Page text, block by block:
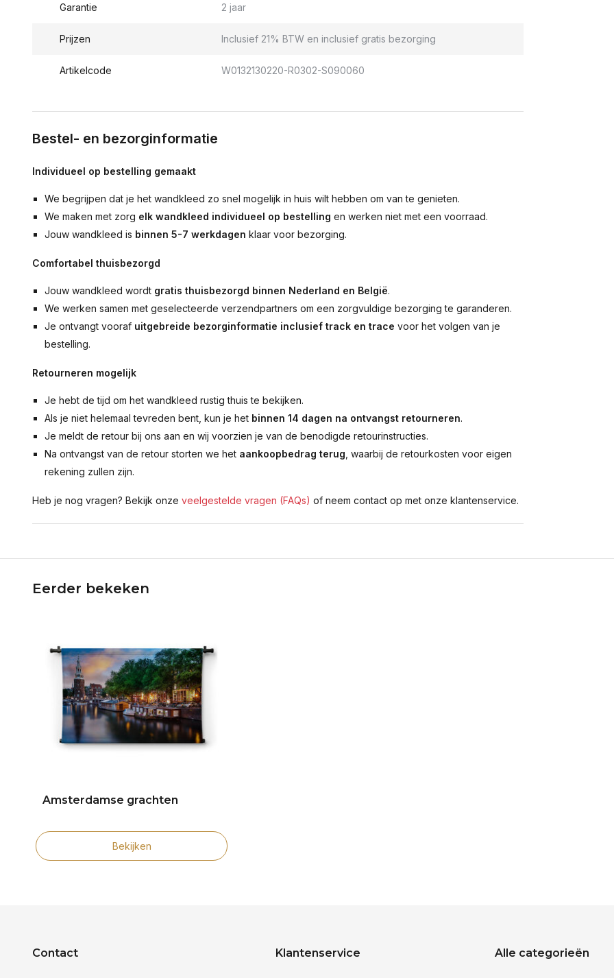
Garantie 2 jaar
Prijzen Inclusief 21% BTW en inclusief gratis bezorging
Artikelcode W0132130220-R0302-S090060
Bestel- en bezorginformatie
Individueel op bestelling gemaakt
We begrijpen dat je het wandkleed zo snel mogelijk in huis wilt hebben om van te genieten.
We maken met zorg elk wandkleed individueel op bestelling en werken niet met een voorraad.
Jouw wandkleed is binnen 5-7 werkdagen klaar voor bezorging.
Comfortabel thuisbezorgd
Jouw wandkleed wordt gratis thuisbezorgd binnen Nederland en België.
We werken samen met geselecteerde verzendpartners om een zorgvuldige bezorging te garanderen.
Je ontvangt vooraf uitgebreide bezorginformatie inclusief track en trace voor het volgen van je
bestelling.
Retourneren mogelijk
Je hebt de tijd om het wandkleed rustig thuis te bekijken.
Als je niet helemaal tevreden bent, kun je het binnen 14 dagen na ontvangst retourneren.
Je meldt de retour bij ons aan en wij voorzien je van de benodigde retourinstructies.
Na ontvangst van de retour storten we het aankoopbedrag terug , waarbij de retourkosten voor eigen
rekening zullen zijn.
Heb je nog vragen? Bekijk onze veelgestelde vragen (FAQs) of neem contact op met onze klantenservice.
Eerder bekeken
Amsterdamse grachten
Bekijken
Contact Klantenservice Alle categorieën